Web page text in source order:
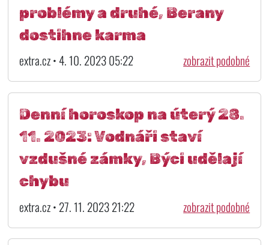
problémy a druhé, Berany
dostihne karma
extra.cz • 4. 10. 2023 05:22 zobrazit podobné
Denní horoskop na úterý 28.
11. 2023: Vodnáři staví
vzdušné zámky, Býci udělají
chybu
extra.cz • 27. 11. 2023 21:22 zobrazit podobné